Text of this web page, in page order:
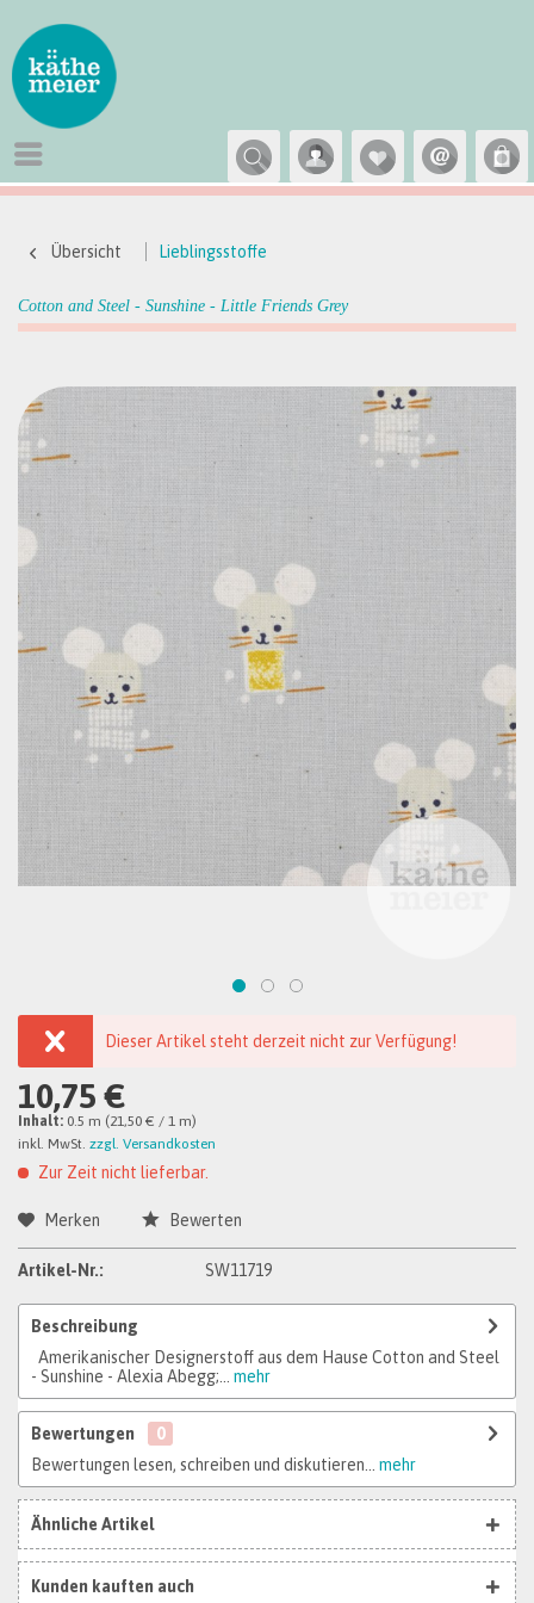
Übersicht Lieblingsstoffe
Cotton and Steel - Sunshine - Little Friends Grey
Dieser Artikel steht derzeit nicht zur Verfügung!
10,75 €
Inhalt: 0.5 m (21,50 € / 1 m)
inkl. MwSt. zzgl. Versandkosten
Zur Zeit nicht lieferbar.
Merken Bewerten
Artikel-Nr.: SW11719
Beschreibung
Amerikanischer Designerstoff aus dem Hause Cotton and Steel
- Sunshine - Alexia Abegg;...
mehr
Bewertungen
0
Bewertungen lesen, schreiben und diskutieren...
mehr
Ähnliche Artikel
Kunden kauften auch